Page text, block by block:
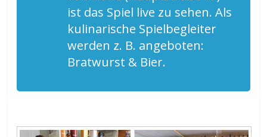
ist das Spiel live zu sehen. Als
kulinarische Spielbegleiter
werden z. B. angeboten:
Bratwurst & Bier.